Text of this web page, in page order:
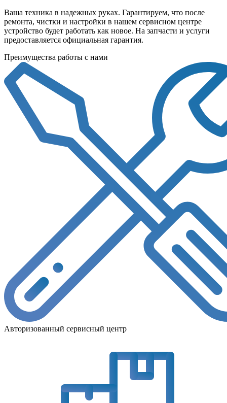
Ваша техника в надежных руках. Гарантируем, что после
ремонта, чистки и настройки в нашем сервисном центре
устройство будет работать как новое. На запчасти и услуги
предоставляется официальная гарантия.
Преимущества работы с нами
Авторизованный сервисный центр